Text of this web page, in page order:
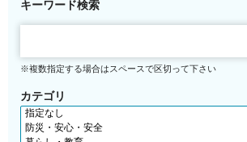
キーワード検索
※複数指定する場合はスペースで区切って下さい
カテゴリ